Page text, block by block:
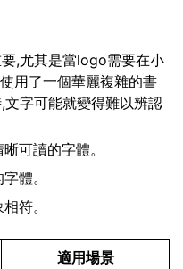
,尤其是當logo需要在小
用了一個華麗複雜的書
字可能就變得難以辨認
可讀的字體。
體。
符。
適用場景